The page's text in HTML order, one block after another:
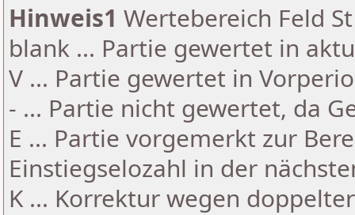
Hinweis1 Wertebereich Feld
blank ... Partie gewertet in
V ... Partie gewertet in
- ... Partie nicht gewertet, da
E ... Partie vorgemerkt zur
Einstiegselozahl in der
K ... Korrektur wegen